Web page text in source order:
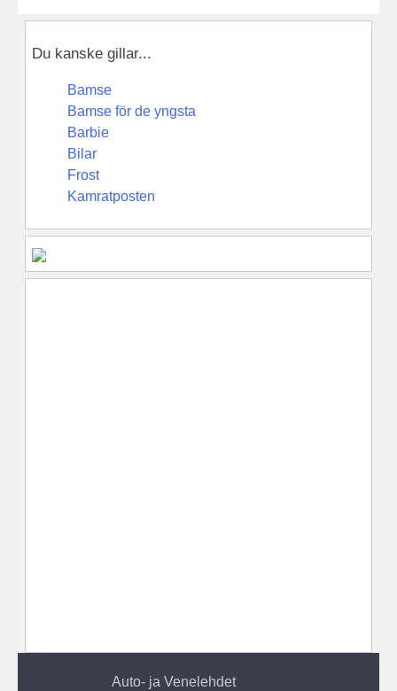
Du kanske gillar...
Bamse
Bamse för de yngsta
Barbie
Bilar
Frost
Kamratposten
Auto- ja Venelehdet